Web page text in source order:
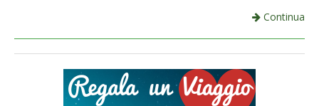
Continua